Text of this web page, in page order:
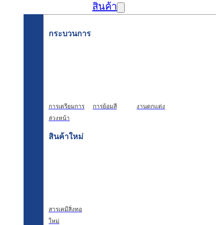
สินค้า
กระบวนการ
การเตรียมการ
ล่วงหน้า
การย้อมสี งานตกแต่ง
สินค้าใหม่
สารเคมีสิ่งทอ
ใหม่